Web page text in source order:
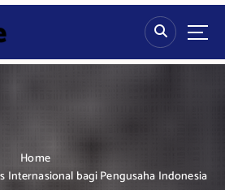
Home
Internasional bagi Pengusaha Indonesia